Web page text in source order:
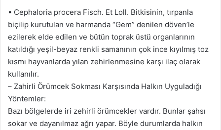
• Cephaloria procera Fisch. Et Loll. Bitkisinin, tırpanla
biçilip kurutulan ve harmanda “Gem” denilen döven’le
ezilerek elde edilen ve bütün toprak üstü organlarının
katıldığı yeşil-beyaz renkli samanının çok ince kıyılmış toz
kısmı hayvanlarda yılan zehirlenmesine karşı ilaç olarak
kullanılır.
– Zahirli Örümcek Sokması Karşısında Halkın Uyguladığı
Yöntemler:
Bazı bölgelerde iri zehirli örümcekler vardır. Bunlar şahsı
sokar ve dayanılmaz ağrı yapar. Böyle durumlarda halkın